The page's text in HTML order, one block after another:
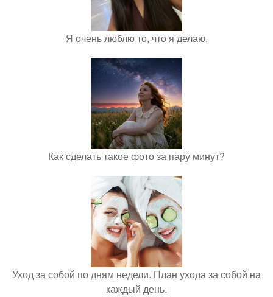
Я очень люблю то, что я делаю.
Как сделать такое фото за пару минут?
Уход за собой по дням недели. План ухода за собой на
каждый день.